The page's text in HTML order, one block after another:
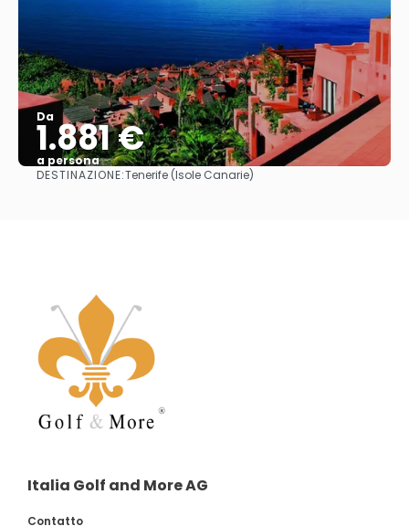
Da
1.881 €
a persona
Vedere
DESTINAZIONE:Tenerife (Isole Canarie)
Italia Golf and More AG
Contatto